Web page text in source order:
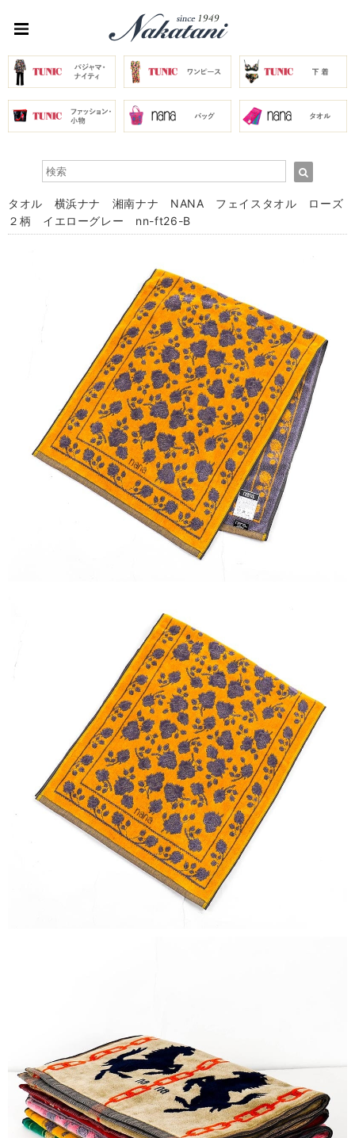
タオル 横浜ナナ 湘南ナナ NANA フェイスタオル ローズ
２柄 イエローグレー nn-ft26-B